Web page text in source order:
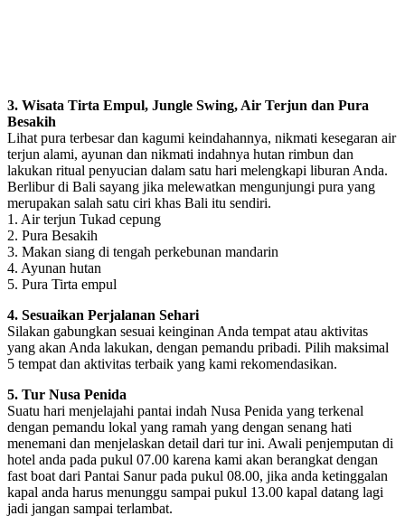
3. Wisata Tirta Empul, Jungle Swing, Air Terjun dan Pura
Besakih
Lihat pura terbesar dan kagumi keindahannya, nikmati kesegaran air
terjun alami, ayunan dan nikmati indahnya hutan rimbun dan
lakukan ritual penyucian dalam satu hari melengkapi liburan Anda.
Berlibur di Bali sayang jika melewatkan mengunjungi pura yang
merupakan salah satu ciri khas Bali itu sendiri.
1. Air terjun Tukad cepung
2. Pura Besakih
3. Makan siang di tengah perkebunan mandarin
4. Ayunan hutan
5. Pura Tirta empul
4. Sesuaikan Perjalanan Sehari
Silakan gabungkan sesuai keinginan Anda tempat atau aktivitas
yang akan Anda lakukan, dengan pemandu pribadi. Pilih maksimal
5 tempat dan aktivitas terbaik yang kami rekomendasikan.
5. Tur Nusa Penida
Suatu hari menjelajahi pantai indah Nusa Penida yang terkenal
dengan pemandu lokal yang ramah yang dengan senang hati
menemani dan menjelaskan detail dari tur ini. Awali penjemputan di
hotel anda pada pukul 07.00 karena kami akan berangkat dengan
fast boat dari Pantai Sanur pada pukul 08.00, jika anda ketinggalan
kapal anda harus menunggu sampai pukul 13.00 kapal datang lagi
jadi jangan sampai terlambat.